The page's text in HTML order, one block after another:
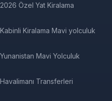
2026 Özel Yat Kiralama
Kabinli Kiralama Mavi yolculuk
Yunanistan Mavi Yolculuk
Havalimanı Transferleri